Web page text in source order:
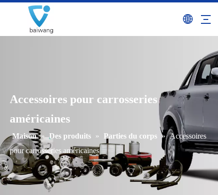
Accessoires pour carrosseries
américaines
Maison » Des produits » Parties du corps » Accessoires
pour carrosseries américaines